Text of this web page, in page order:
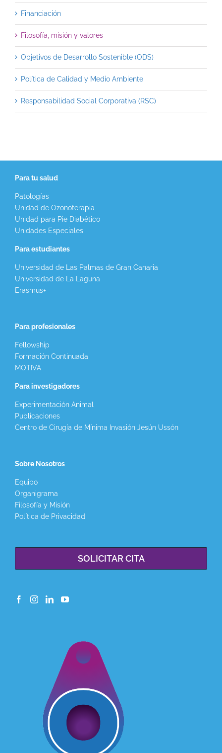
Financiación
Filosofía, misión y valores
Objetivos de Desarrollo Sostenible (ODS)
Política de Calidad y Medio Ambiente
Responsabilidad Social Corporativa (RSC)
Para tu salud
Patologías
Unidad de Ozonoterapia
Unidad para Pie Diabético
Unidades Especiales
Para estudiantes
Universidad de Las Palmas de Gran Canaria
Universidad de La Laguna
Erasmus+
Para profesionales
Fellowship
Formación Continuada
MOTIVA
Para investigadores
Experimentación Animal
Publicaciones
Centro de Cirugía de Mínima Invasión Jesún Ussón
Sobre Nosotros
Equipo
Organigrama
Filosofía y Misión
Política de Privacidad
SOLICITAR CITA